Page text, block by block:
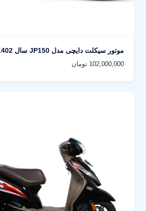
موتور سیکلت دایچی مدل JP150 سال 1402
102,000,000 تومان